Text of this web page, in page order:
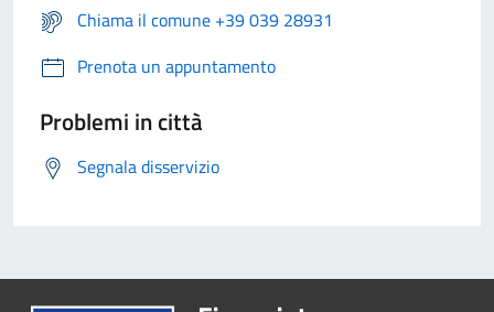
Chiama il comune +39 039 28931
Prenota un appuntamento
Problemi in città
Segnala disservizio